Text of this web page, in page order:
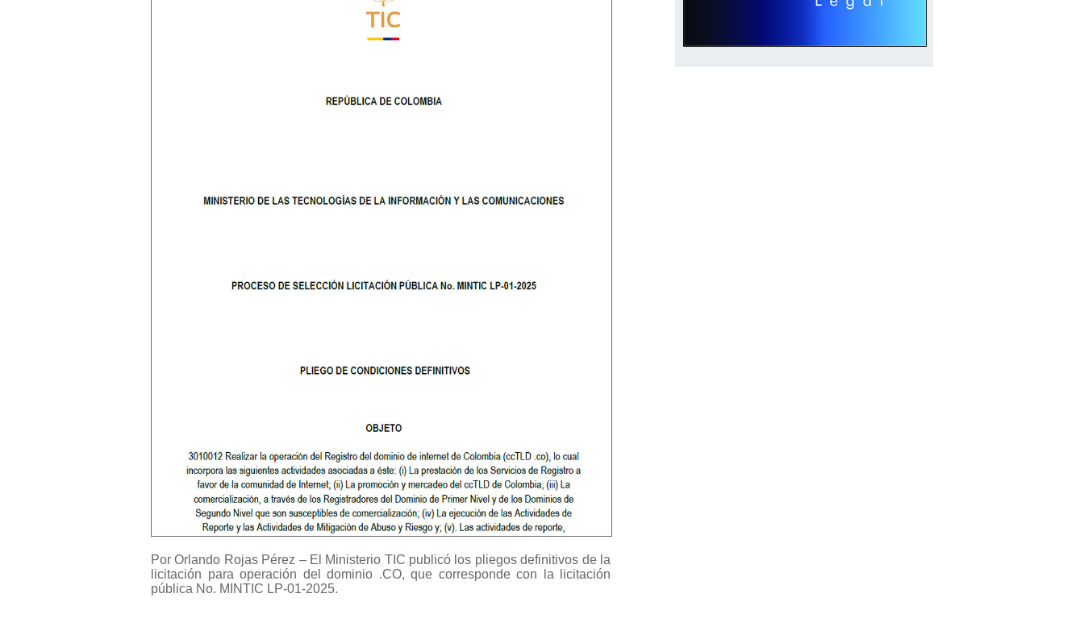
Por Orlando Rojas Pérez – El Ministerio TIC publicó los pliegos definitivos de la
licitación para operación del dominio .CO, que corresponde con la licitación
pública No. MINTIC LP-01-2025.